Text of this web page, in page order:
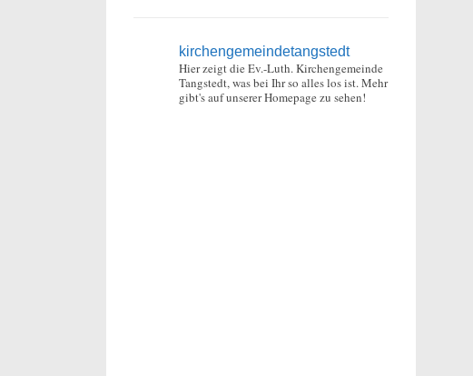
kirchengemeindetangstedt
Hier zeigt die Ev.-Luth. Kirchengemeinde
Tangstedt, was bei Ihr so alles los ist.Mehr
gibt's auf unserer Homepage zu sehen!